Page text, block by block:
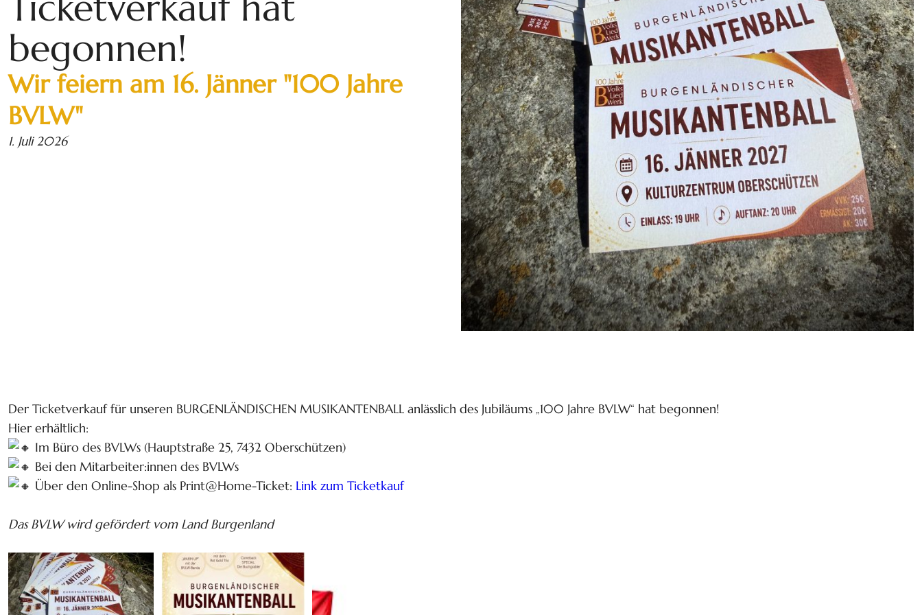
begonnen!
Wir feiern am 16. Jänner "100 Jahre
BVLW"
1. Juli 2026
Der Ticketverkauf für unseren BURGENLÄNDISCHEN MUSIKANTENBALL anlässlich des Jubiläums „100 Jahre BVLW“ hat begonnen!
Hier erhältlich:
Im Büro des BVLWs (Hauptstraße 25, 7432 Oberschützen)
Bei den Mitarbeiter:innen des BVLWs
Über den Online-Shop als Print@Home-Ticket: Link zum Ticketkauf
Das BVLW wird gefördert vom Land Burgenland